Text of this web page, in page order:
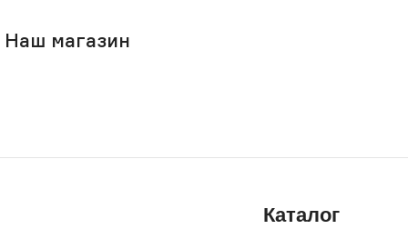
Наш магазин
Каталог